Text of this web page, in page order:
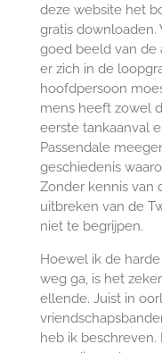
deze website het
gratis
goed beeld van de
er zich in de
hoofdpersoon
mens heeft zowel
eerste tankaanval
Passendale
geschiedenis
Zonder kennis van
uitbreken van de
niet te begrijpen.
Hoewel ik de
weg ga, is het
ellende. Juist in
heb ik beschreven.